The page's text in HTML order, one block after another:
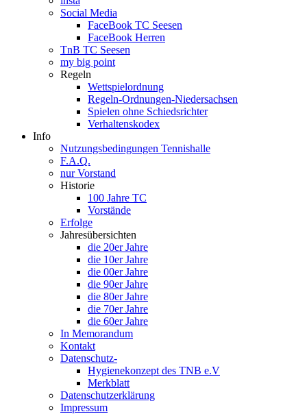
Social Media
FaceBook TC Seesen
FaceBook Herren
TnB TC Seesen
my big point
Regeln
Wettspielordnung
Regeln-Ordnungen-Niedersachsen
Spielen ohne Schiedsrichter
Verhaltenskodex
Info
Nutzungsbedingungen Tennishalle
F.A.Q.
nur Vorstand
Historie
100 Jahre TC
Vorstände
Erfolge
Jahresübersichten
die 20er Jahre
die 10er Jahre
die 00er Jahre
die 90er Jahre
die 80er Jahre
die 70er Jahre
die 60er Jahre
In Memorandum
Kontakt
Datenschutz-
Hygienekonzept des TNB e.V
Merkblatt
Datenschutzerklärung
Impressum